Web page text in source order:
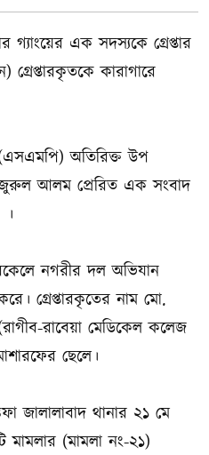
গ্যাংয়ের এক সদস্যকে গ্রেপ্তার
কারাগারে
অতিরিক্ত উপ
আলম প্রেরিত এক সংবাদ
।
নগরীর দল অভিযান
গ্রেপ্তারকৃতের নাম মো.
রাবেয়া মেডিকেল কলেজ
ছেলে।
জালালাবাদ থানার ২১ মে
(মামলা নং-২১)